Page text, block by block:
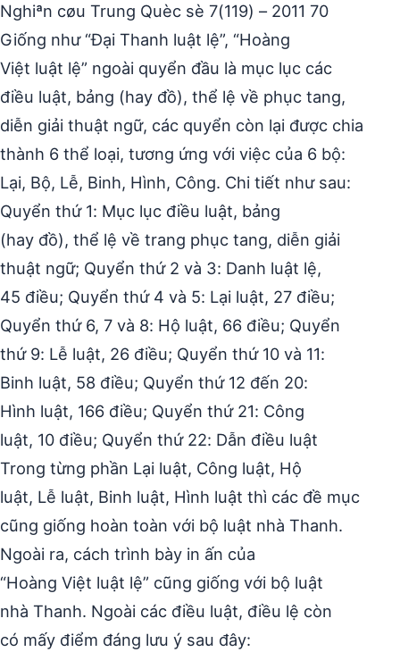
Nghiªn cøu Trung Quèc sè 7(119) – 2011 70
Giống như “Đại Thanh luật lệ”, “Hoàng
Việt luật lệ” ngoài quyển đầu là mục lục các
điều luật, bảng (hay đồ), thể lệ về phục tang,
diễn giải thuật ngữ, các quyển còn lại được chia
thành 6 thể loại, tương ứng với việc của 6 bộ:
Lại, Bộ, Lễ, Binh, Hình, Công. Chi tiết như sau:
Quyển thứ 1: Mục lục điều luật, bảng
(hay đồ), thể lệ về trang phục tang, diễn giải
thuật ngữ; Quyển thứ 2 và 3: Danh luật lệ,
45 điều; Quyển thứ 4 và 5: Lại luật, 27 điều;
Quyển thứ 6, 7 và 8: Hộ luật, 66 điều; Quyển
thứ 9: Lễ luật, 26 điều; Quyển thứ 10 và 11:
Binh luật, 58 điều; Quyển thứ 12 đến 20:
Hình luật, 166 điều; Quyển thứ 21: Công
luật, 10 điều; Quyển thứ 22: Dẫn điều luật
Trong từng phần Lại luật, Công luật, Hộ
luật, Lễ luật, Binh luật, Hình luật thì các đề mục
cũng giống hoàn toàn với bộ luật nhà Thanh.
Ngoài ra, cách trình bày in ấn của
“Hoàng Việt luật lệ” cũng giống với bộ luật
nhà Thanh. Ngoài các điều luật, điều lệ còn
có mấy điểm đáng lưu ý sau đây: